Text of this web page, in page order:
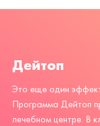
Дейтоп
Это еще один
Программа Дейтоп
лечебном центре. В